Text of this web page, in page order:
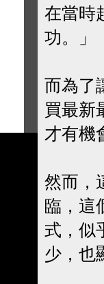
在當時
功。」
而為了
買最新
才有機
然而，
臨，這
式，似
少，也